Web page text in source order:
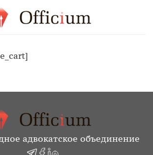
адвокатское объединение